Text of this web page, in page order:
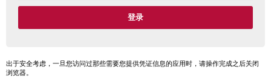
出于安全考虑，一旦您访问过那些需要您提供凭证信息的应用时，请操作完成之后关闭
浏览器。